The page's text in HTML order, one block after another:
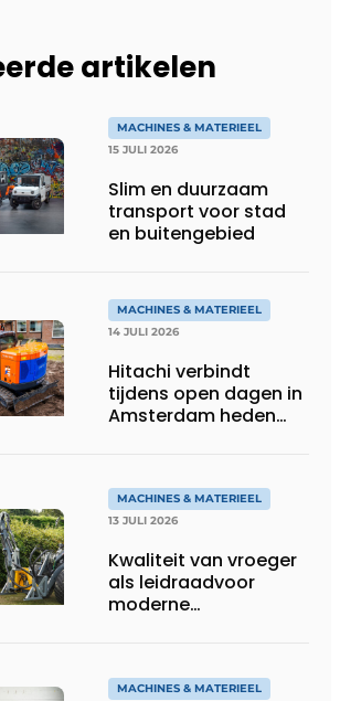
artikelen
MACHINES & MATERIEEL
15 JULI 2026
Slim en duurzaam
transport voor stad
en buitengebied
MACHINES & MATERIEEL
14 JULI 2026
Hitachi verbindt
tijdens open dagen in
Amsterdam heden
MACHINES & MATERIEEL
13 JULI 2026
Kwaliteit van vroeger
als leidraadvoor
moderne
MACHINES & MATERIEEL